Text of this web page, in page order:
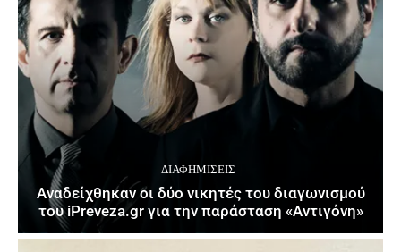
ΔΙΑΦΗΜΊΣΕΙΣ
Αναδείχθηκαν οι δύο νικητές του διαγωνισμού
του iPreveza.gr για την παράσταση «Αντιγόνη»